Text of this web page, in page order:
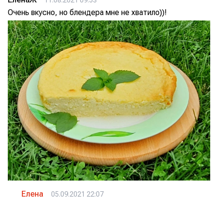
Очень вкусно, но блендера мне не хватило))!
Елена 05.09.2021 22:07